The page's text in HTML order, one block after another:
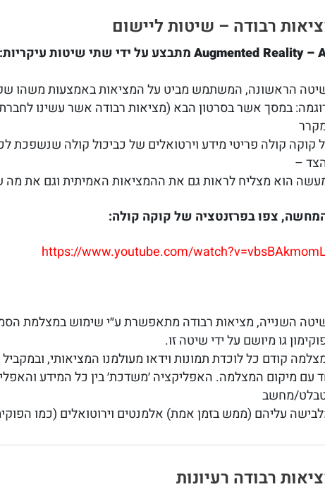
רבודה – שיטות ליישום
Augmented Reality –מתבצע על ידי שתי שיטות עיקריות:
הראשונה, המשתמש מביט על המציאות באמצעות משהו
במסך אשר בסרטון הבא (מציאות רבודה אשר עשינו
קוקה קולה פריטי מידע וירטואלים של כביכול קולה
–
הוא מצליח לראות גם את ההמציאות האמיתית וגם את מה
צפו בפרזנטציה של קוקה קולה:
https://www.youtube.com/
השנייה, מציאות רבודה מתאפשרת ע״י שימוש במצלמת
גו מיושם על ידי שיטה זו.
קודם כל לוכדת תמונות וידאו מעולמנו המציאותי,
עם מיקום המצלמה. האפליקציה ׳משדכת׳ בין כל המידע
מחשב
עליהם (ממש בזמן אמת) אלמנטים וירוטואלים (כמו
רבודה רעיונות